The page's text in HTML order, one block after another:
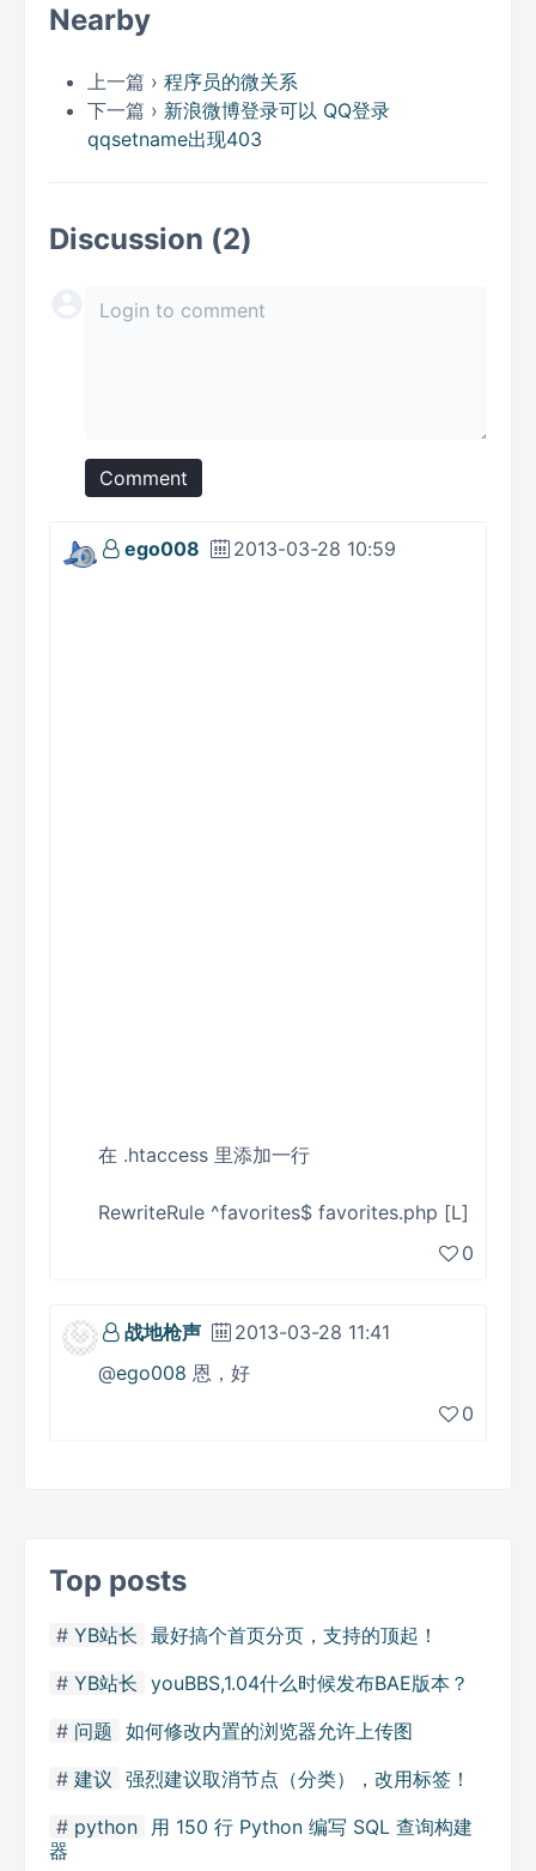
Nearby
上一篇 › 程序员的微关系
下一篇 › 新浪微博登录可以 QQ登录
qqsetname出现403
Discussion (2)
Comment
ego008 2013-03-28 10:59
在 .htaccess 里添加一行
RewriteRule ^favorites$ favorites.php [L]
0
战地枪声
2013-03-28 11:41
@ego008 恩，好
0
Top posts
YB站长 最好搞个首页分页，支持的顶起！
YB站长 youBBS,1.04什么时候发布BAE版本？
问题 如何修改内置的浏览器允许上传图
建议 强烈建议取消节点（分类），改用标签！
python 用 150 行 Python 编写 SQL 查询构建
器